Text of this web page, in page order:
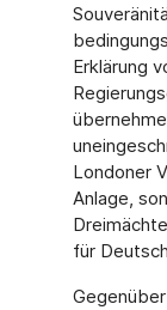
Erklärung
Londoner
Anlage,
für